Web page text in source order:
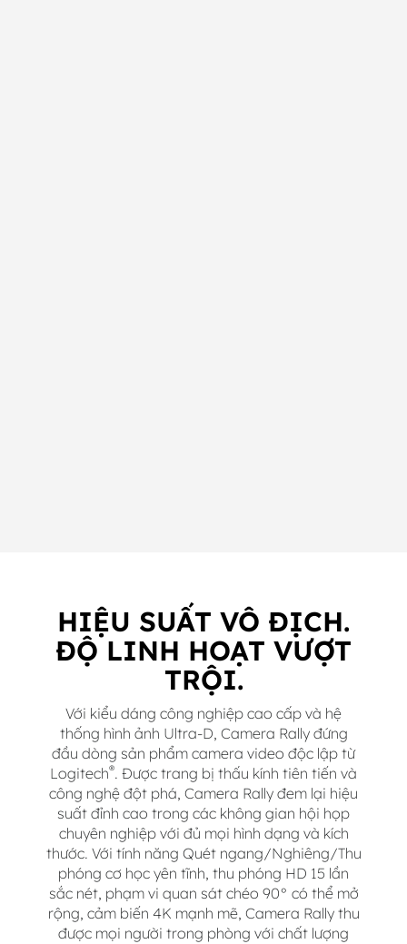
HIỆU SUẤT VÔ ĐỊCH.
ĐỘ LINH HOẠT VƯỢT
TRỘI.
Với kiểu dáng công nghiệp cao cấp và hệ
thống hình ảnh Ultra-D, Camera Rally đứng
đầu dòng sản phẩm camera video độc lập từ
Logitech®. Được trang bị thấu kính tiên tiến và
công nghệ đột phá, Camera Rally đem lại hiệu
suất đỉnh cao trong các không gian hội họp
chuyên nghiệp với đủ mọi hình dạng và kích
thước. Với tính năng Quét ngang/Nghiêng/Thu
phóng cơ học yên tĩnh, thu phóng HD 15 lần
sắc nét, phạm vi quan sát chéo 90° có thể mở
rộng, cảm biến 4K mạnh mẽ, Camera Rally thu
được mọi người trong phòng với chất lượng